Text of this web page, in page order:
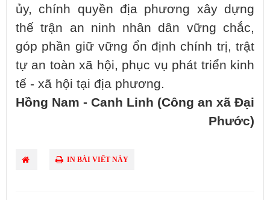
ủy, chính quyền địa phương xây dựng
thế trận an ninh nhân dân vững chắc,
góp phần giữ vững ổn định chính trị, trật
tự an toàn xã hội, phục vụ phát triển kinh
tế - xã hội tại địa phương.
Hồng Nam - Canh Linh (Công an xã Đại
Phước)
IN BÀI VIẾT NÀY